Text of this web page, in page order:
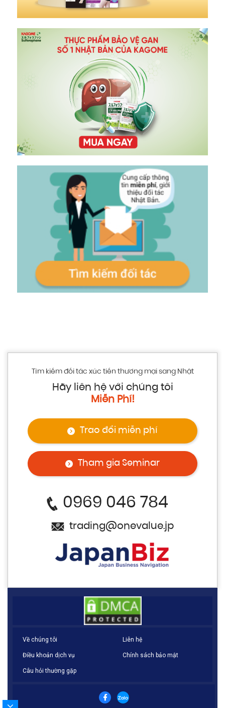
Tìm kiếm đối tác xúc tiến thương mại sang Nhật
Hãy liên hệ với chúng tôi
Miễn Phí!
Trao đổi miễn phí
Tham gia Seminar
0969 046 784
trading@onevalue.jp
Về chúng tôi Liên hệ
Điều khoản dịch vụ Chính sách bảo mật
Câu hỏi thường gặp